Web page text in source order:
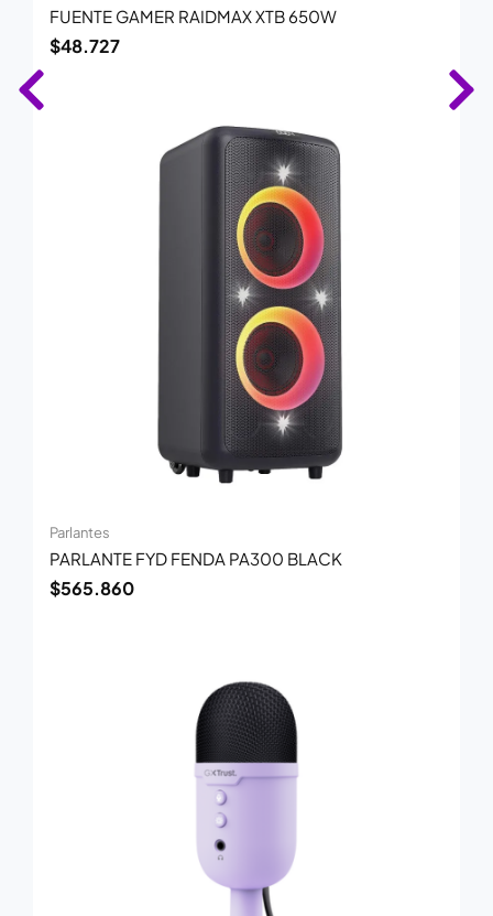
FUENTE GAMER RAIDMAX XTB 650W
$48.727
Parlantes
PARLANTE FYD FENDA PA300 BLACK
$565.860